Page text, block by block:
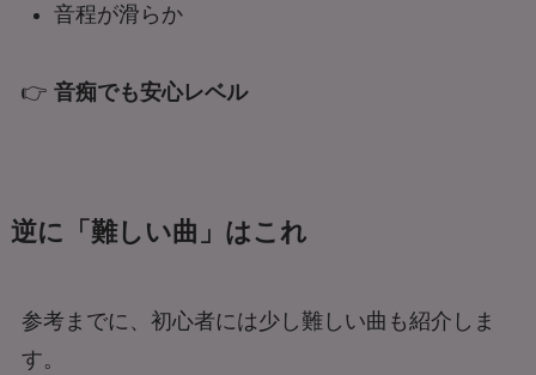
音程が滑らか
👉 音痴でも安心レベル
逆に「難しい曲」はこれ
参考までに、初心者には少し難しい曲も紹介しま
す。